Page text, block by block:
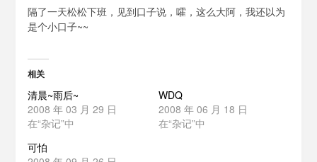
隔了一天松松下班，见到口子说，嚯，这么大阿，我还以为
是个小口子~~
相关
清晨~雨后~
2008 年 03 月 29 日
在“杂记”中
WDQ
2008 年 06 月 18 日
在“杂记”中
可怕